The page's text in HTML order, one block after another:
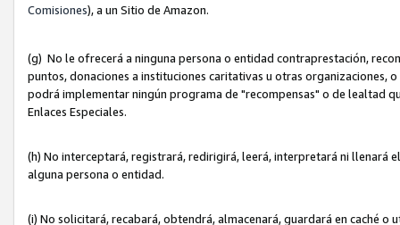
Comisiones), a un Sitio de Amazon.
(g) No le ofrecerá a ninguna persona o entidad contraprestación,
puntos, donaciones a instituciones caritativas u otras organizaciones,
podrá implementar ningún programa de "recompensas" o de lealtad
Enlaces Especiales.
(h) No interceptará, registrará, redirigirá, leerá, interpretará ni
alguna persona o entidad.
(i) No solicitará, recabará, obtendrá, almacenará, guardará en caché